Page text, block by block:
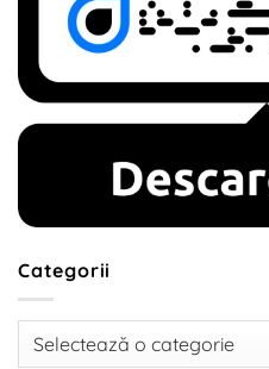
Categorii
Categorii